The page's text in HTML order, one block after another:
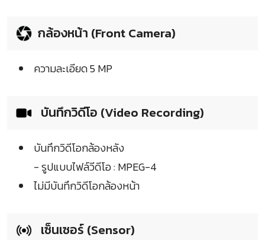
กล้องหน้า (Front Camera)
ความละเอียด 5 MP
บันทึกวิดีโอ (Video Recording)
บันทึกวิดีโอกล้องหลัง
- รูปแบบไฟล์วีดีโอ : MPEG-4
ไม่มีบันทึกวิดีโอกล้องหน้า
เซ็นเซอร์ (Sensor)